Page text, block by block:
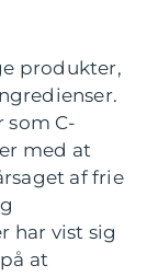
produkter,
C-
med at
af frie
har vist sig
at